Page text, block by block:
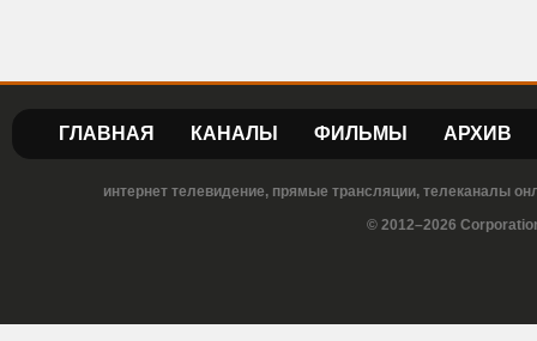
ГЛАВНАЯ КАНАЛЫ ФИЛЬМЫ АРХИВ
интернет телевидение, прямые трансляции, телеканалы
© 2012–2026